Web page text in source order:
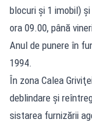
blocuri şi 1 imobil)
ora 09.00, până
Anul de punere în
1994.
În zona Calea
deblindare şi
sistarea furnizării